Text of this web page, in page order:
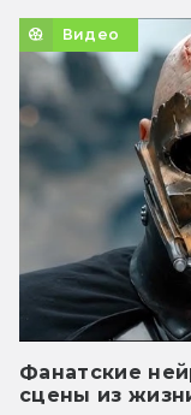
Видео
Фанатские
сцены из